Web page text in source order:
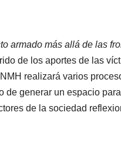
armado más allá de las
de los aportes de las
realizará varios
de generar un espacio
de la sociedad